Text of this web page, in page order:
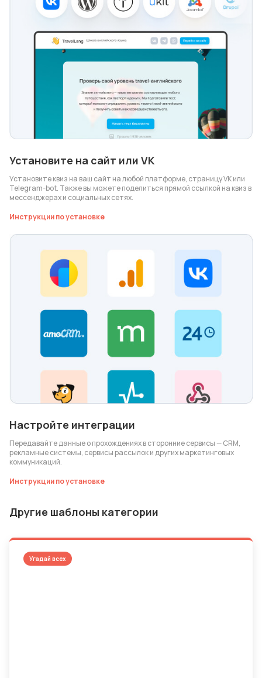
Установите на сайт или VK
Установите квиз на ваш сайт на любой платформе, страницу VK или
Telegram-bot. Также вы можете поделиться прямой ссылкой на квиз в
мессенджерах и социальных сетях.
Инструкции по установке
Настройте интеграции
Передавайте данные о прохождениях в сторонние сервисы — CRM,
рекламные системы, сервисы рассылок и других маркетинговых
коммуникаций.
Инструкции по установке
Другие шаблоны категории
Угадай всех